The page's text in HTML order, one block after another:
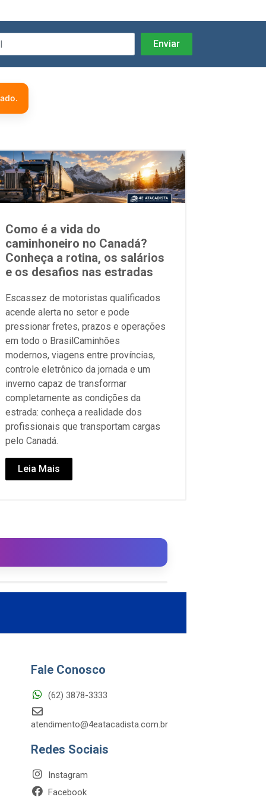
Como é a vida do
caminhoneiro no Canadá?
Conheça a rotina, os salários
e os desafios nas estradas
Escassez de motoristas qualificados
acende alerta no setor e pode
pressionar fretes, prazos e operações
em todo o BrasilCaminhões
modernos, viagens entre províncias,
controle eletrônico da jornada e um
inverno capaz de transformar
completamente as condições da
estrada: conheça a realidade dos
profissionais que transportam cargas
pelo Canadá.
Leia Mais
Fale Conosco
(62) 3878-3333
atendimento@4eatacadista.com.br
Redes Sociais
Instagram
Facebook